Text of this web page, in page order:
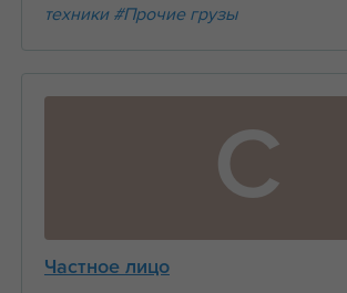
техники #Прочие грузы
С
Частное лицо